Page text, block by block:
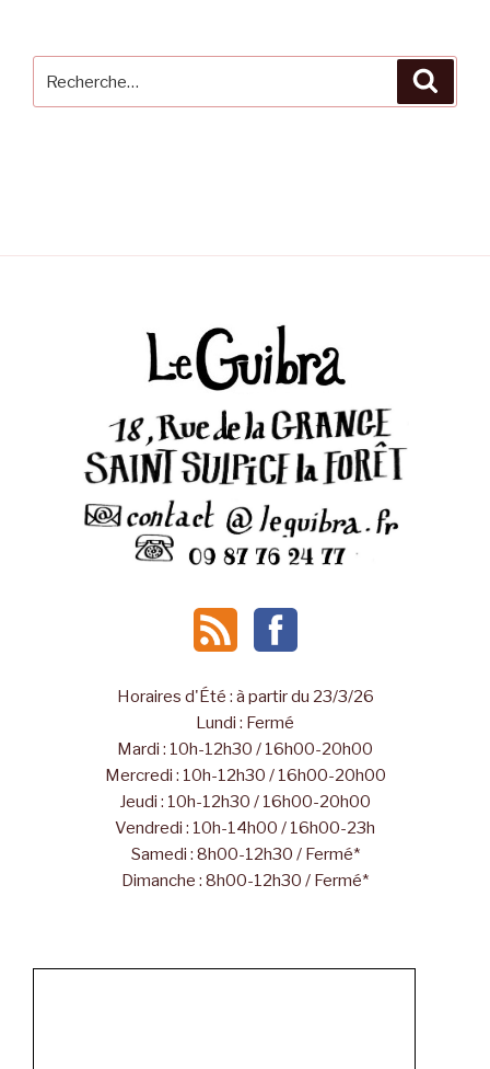
Horaires d'Été : à partir du 23/3/26
Lundi : Fermé
Mardi : 10h-12h30 / 16h00-20h00
Mercredi : 10h-12h30 / 16h00-20h00
Jeudi : 10h-12h30 / 16h00-20h00
Vendredi : 10h-14h00 / 16h00-23h
Samedi : 8h00-12h30 / Fermé*
Dimanche : 8h00-12h30 / Fermé*